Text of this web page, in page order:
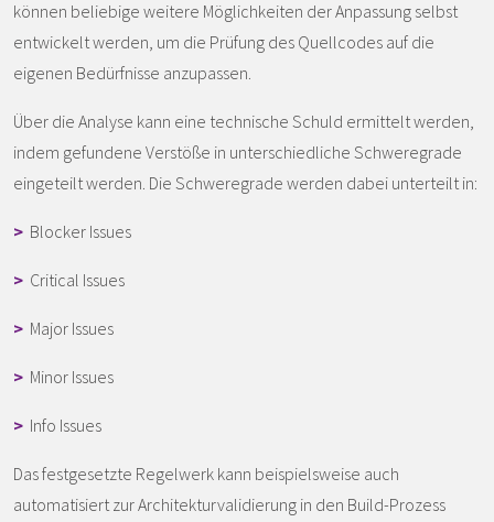
können beliebige weitere Möglichkeiten der Anpassung selbst
entwickelt werden, um die Prüfung des Quellcodes auf die
eigenen Bedürfnisse anzupassen.
Über die Analyse kann eine technische Schuld ermittelt werden,
indem gefundene Verstöße in unterschiedliche Schweregrade
eingeteilt werden. Die Schweregrade werden dabei unterteilt in:
> Blocker Issues
> Critical Issues
> Major Issues
> Minor Issues
> Info Issues
Das festgesetzte Regelwerk kann beispielsweise auch
automatisiert zur Architekturvalidierung in den Build-Prozess